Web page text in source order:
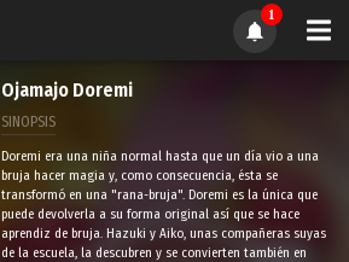
1
Ojamajo Doremi
SINOPSIS
Doremi era una niña normal hasta que un día vio a una
bruja hacer magia y, como consecuencia, ésta se
transformó en una "rana-bruja". Doremi es la única que
puede devolverla a su forma original así que se hace
aprendiz de bruja. Hazuki y Aiko, unas compañeras suyas
de la escuela, la descubren y se convierten también en